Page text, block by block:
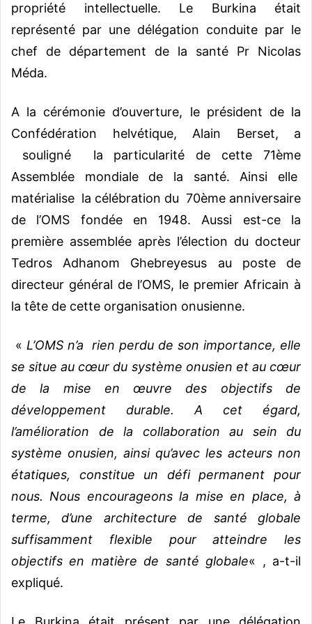
propriété intellectuelle. Le Burkina était
représenté par une délégation conduite par le
chef de département de la santé Pr Nicolas
Méda.
A la cérémonie d’ouverture, le président de la
Confédération helvétique, Alain Berset, a
souligné la particularité de cette 71ème
Assemblée mondiale de la santé. Ainsi elle
matérialise la célébration du 70ème anniversaire
de l’OMS fondée en 1948. Aussi est-ce la
première assemblée après l’élection du docteur
Tedros Adhanom Ghebreyesus au poste de
directeur général de l’OMS, le premier Africain à
la tête de cette organisation onusienne.
« L’OMS n’a rien perdu de son importance, elle
se situe au cœur du système onusien et au cœur
de la mise en œuvre des objectifs de
développement durable. A cet égard,
l’amélioration de la collaboration au sein du
système onusien, ainsi qu’avec les acteurs non
étatiques, constitue un défi permanent pour
nous. Nous encourageons la mise en place, à
terme, d’une architecture de santé globale
suffisamment flexible pour atteindre les
objectifs en matière de santé globale« , a-t-il
expliqué.